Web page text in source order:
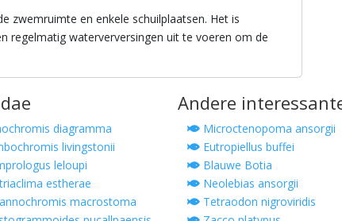
zwemruimte en enkele schuilplaatsen. Het is
regelmatig waterverversingen uit te voeren om de
diagramma
livingstonii
leloupi
estherae
macrostoma
Andere
Microctenopoma ansorgii
Eutropiellus buffei
Blauwe Botia
Neolebias ansorgii
Tetraodon nigroviridis